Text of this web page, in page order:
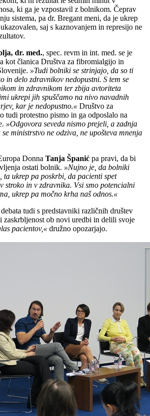
ki ga je vzpostavil z bolnikom. Čeprav
sistema, pa dr. Bregant meni, da je ukrep
saj s kaznovanjem in represijo ne
dr. med., spec. revm in int. med. se je
kot članica Društva za fibromialgijo in
»Tudi bolniki se strinjajo, da so ti
in delo zdravnikov nedopustni. S tem se
in zdravnikom ter zbija avtoriteta
ukrepi jih spuščamo na nivo navadnih
kar je nedopustno.« Društvo za
tudi protestno pismo in ga odposlalo na
»Odgovora seveda nismo prejeli, a zadnja
ministrstvo ne odziva, ne upošteva mnenja
Donna Tanja Španić pa pravi, da bi
ostati bolnik. »Nujno je, da bolniki
ta ukrep pa poskrbi, da pacienti spet
stroko in v zdravnika. Vsi smo potencialni
ukrep pa močno krha naš odnos.«
tudi s predstavniki različnih društev
ob novi uredbi in delili svoje
pacientov,« družno opozarjajo.